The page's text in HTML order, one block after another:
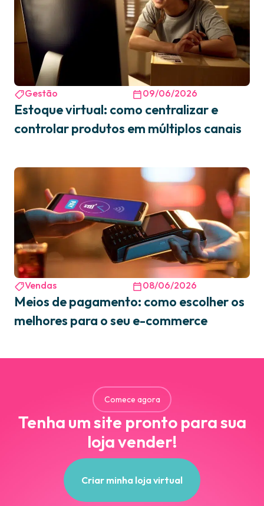
Gestão 09/06/2026
Estoque virtual: como centralizar e
controlar produtos em múltiplos canais
Vendas 08/06/2026
Meios de pagamento: como escolher os
melhores para o seu e-commerce
Comece agora
Tenha um site pronto para sua
loja vender!
Criar minha loja virtual